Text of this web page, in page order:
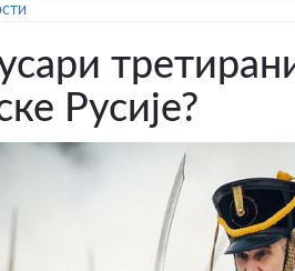
Русије?